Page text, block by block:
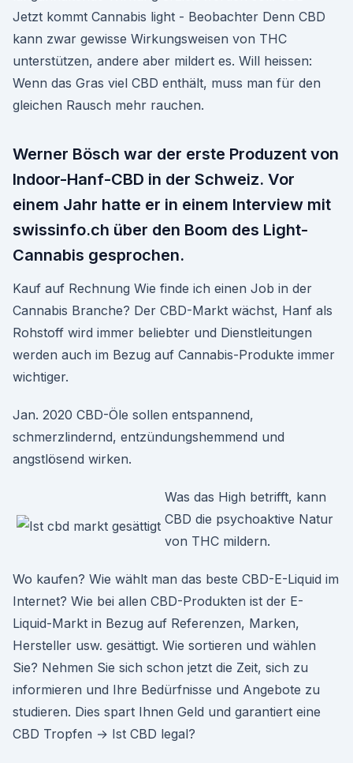
Jetzt kommt Cannabis light - Beobachter Denn CBD
kann zwar gewisse Wirkungsweisen von THC
unterstützen, andere aber mildert es. Will heissen:
Wenn das Gras viel CBD enthält, muss man für den
gleichen Rausch mehr rauchen.
Werner Bösch war der erste Produzent von
Indoor-Hanf-CBD in der Schweiz. Vor
einem Jahr hatte er in einem Interview mit
swissinfo.ch über den Boom des Light-
Cannabis gesprochen.
Kauf auf Rechnung Wie finde ich einen Job in der
Cannabis Branche? Der CBD-Markt wächst, Hanf als
Rohstoff wird immer beliebter und Dienstleitungen
werden auch im Bezug auf Cannabis-Produkte immer
wichtiger.
Jan. 2020 CBD-Öle sollen entspannend,
schmerzlindernd, entzündungshemmend und
angstlösend wirken.
Was das High betrifft, kann
CBD die psychoaktive Natur
von THC mildern.
Wo kaufen? Wie wählt man das beste CBD-E-Liquid im
Internet? Wie bei allen CBD-Produkten ist der E-
Liquid-Markt in Bezug auf Referenzen, Marken,
Hersteller usw. gesättigt. Wie sortieren und wählen
Sie? Nehmen Sie sich schon jetzt die Zeit, sich zu
informieren und Ihre Bedürfnisse und Angebote zu
studieren. Dies spart Ihnen Geld und garantiert eine
CBD Tropfen → Ist CBD legal?